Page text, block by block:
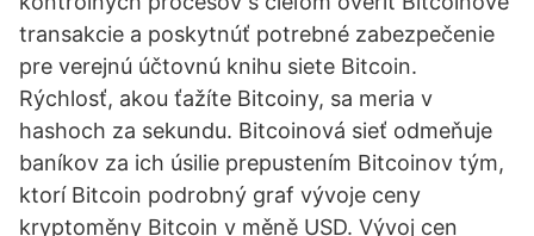
transakcie a poskytnúť potrebné zabezpečenie
pre verejnú účtovnú knihu siete Bitcoin.
Rýchlosť, akou ťažíte Bitcoiny, sa meria v
hashoch za sekundu. Bitcoinová sieť odmeňuje
baníkov za ich úsilie prepustením Bitcoinov tým,
ktorí Bitcoin podrobný graf vývoje ceny
kryptoměny Bitcoin v měně USD. Vývoj cen